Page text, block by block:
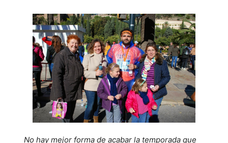
No hay mejor forma de acabar la temporada que